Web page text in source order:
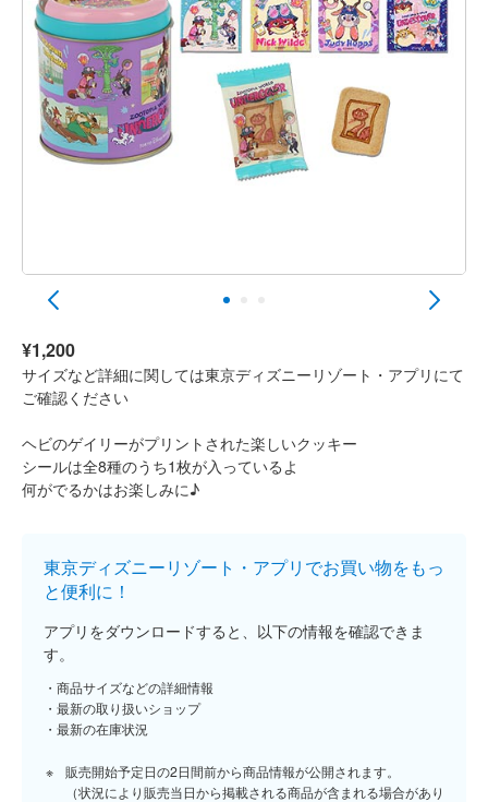
¥1,200
サイズなど詳細に関しては東京ディズニーリゾート・アプリにて
ご確認ください
ヘビのゲイリーがプリントされた楽しいクッキー
シールは全8種のうち1枚が入っているよ
何がでるかはお楽しみに♪
東京ディズニーリゾート・アプリでお買い物をもっ
と便利に！
アプリをダウンロードすると、以下の情報を確認できま
す。
商品サイズなどの詳細情報
最新の取り扱いショップ
最新の在庫状況
販売開始予定日の2日間前から商品情報が公開されます。
（状況により販売当日から掲載される商品が含まれる場合があり